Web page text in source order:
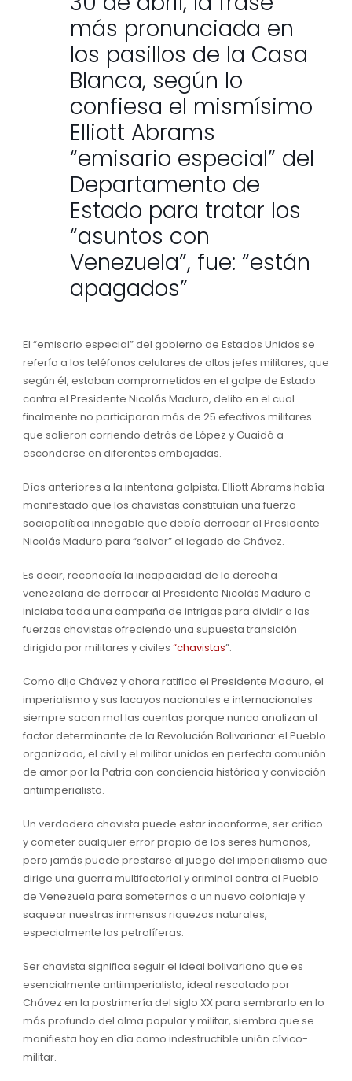
más pronunciada en
los pasillos de la Casa
Blanca, según lo
confiesa el mismísimo
Elliott Abrams
“emisario especial” del
Departamento de
Estado para tratar los
“asuntos con
Venezuela”, fue: “están
apagados”
El “emisario especial” del gobierno de Estados Unidos se
refería a los teléfonos celulares de altos jefes militares, que
según él, estaban comprometidos en el golpe de Estado
contra el Presidente Nicolás Maduro, delito en el cual
finalmente no participaron más de 25 efectivos militares
que salieron corriendo detrás de López y Guaidó a
esconderse en diferentes embajadas.
Días anteriores a la intentona golpista, Elliott Abrams había
manifestado que los chavistas constituían una fuerza
sociopolítica innegable que debía derrocar al Presidente
Nicolás Maduro para “salvar” el legado de Chávez.
Es decir, reconocía la incapacidad de la derecha
venezolana de derrocar al Presidente Nicolás Maduro e
iniciaba toda una campaña de intrigas para dividir a las
fuerzas chavistas ofreciendo una supuesta transición
dirigida por militares y civiles “chavistas”.
Como dijo Chávez y ahora ratifica el Presidente Maduro, el
imperialismo y sus lacayos nacionales e internacionales
siempre sacan mal las cuentas porque nunca analizan al
factor determinante de la Revolución Bolivariana: el Pueblo
organizado, el civil y el militar unidos en perfecta comunión
de amor por la Patria con conciencia histórica y convicción
antiimperialista.
Un verdadero chavista puede estar inconforme, ser critico
y cometer cualquier error propio de los seres humanos,
pero jamás puede prestarse al juego del imperialismo que
dirige una guerra multifactorial y criminal contra el Pueblo
de Venezuela para someternos a un nuevo coloniaje y
saquear nuestras inmensas riquezas naturales,
especialmente las petrolíferas.
Ser chavista significa seguir el ideal bolivariano que es
esencialmente antiimperialista, ideal rescatado por
Chávez en la postrimería del siglo XX para sembrarlo en lo
más profundo del alma popular y militar, siembra que se
manifiesta hoy en día como indestructible unión cívico-
militar.